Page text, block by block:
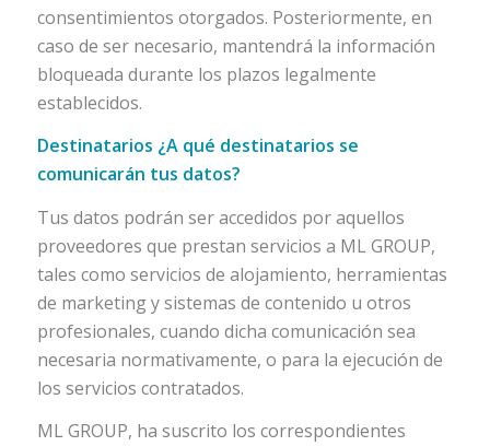
consentimientos otorgados. Posteriormente, en
caso de ser necesario, mantendrá la información
bloqueada durante los plazos legalmente
establecidos.
Destinatarios ¿A qué destinatarios se
comunicarán tus datos?
Tus datos podrán ser accedidos por aquellos
proveedores que prestan servicios a ML GROUP,
tales como servicios de alojamiento, herramientas
de marketing y sistemas de contenido u otros
profesionales, cuando dicha comunicación sea
necesaria normativamente, o para la ejecución de
los servicios contratados.
ML GROUP, ha suscrito los correspondientes